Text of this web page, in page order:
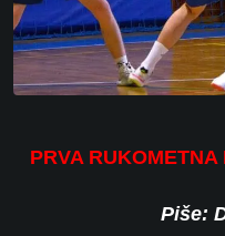
PRVA
Piše: